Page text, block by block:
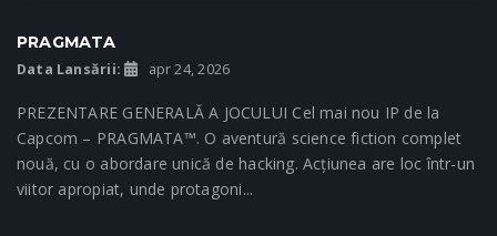
PRAGMATA
Data Lansării: apr 24, 2026
PREZENTARE GENERALĂ A JOCULUI Cel mai nou IP de la
Capcom – PRAGMATA™. O aventură science fiction complet
nouă, cu o abordare unică de hacking. Acțiunea are loc într-un
viitor apropiat, unde protagoni...